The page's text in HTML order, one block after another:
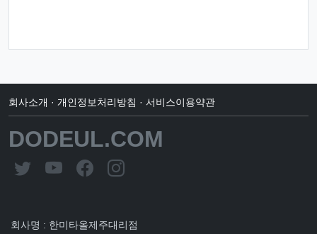
회사소개 · 개인정보처리방침 · 서비스이용약관
DODEUL.COM
회사명 : 한미타올제주대리점